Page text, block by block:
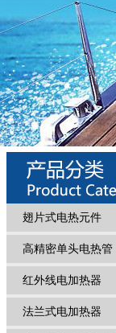
翅片式电热元件
高精密单头电热管
红外线电加热器
法兰式电加热器